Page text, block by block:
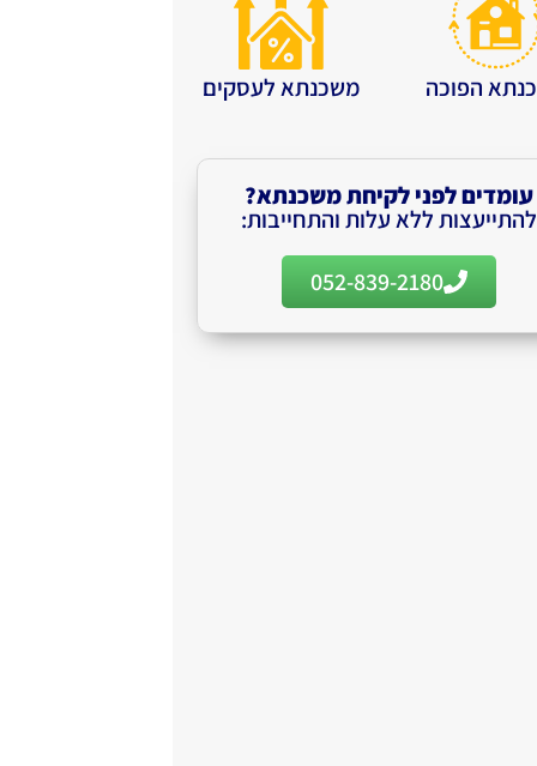
הפוכה משכנתא לעסקים
עומדים לפני לקיחת משכנתא?
להתייעצות ללא עלות והתחייבות:
052-839-2180